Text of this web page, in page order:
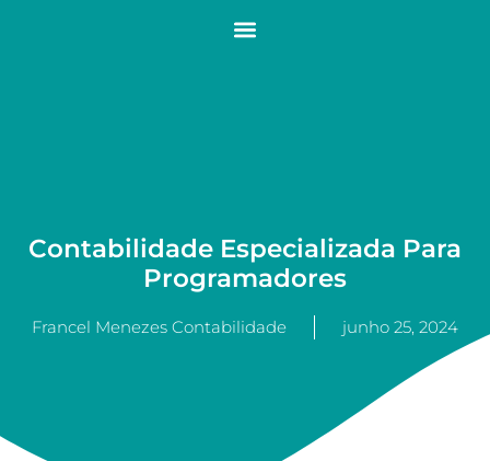
Contabilidade Especializada Para
Programadores
Francel Menezes Contabilidade junho 25, 2024